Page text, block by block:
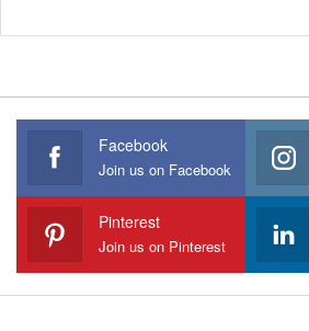
Facebook
Join us on Facebook
Pinterest
Join us on Pinterest